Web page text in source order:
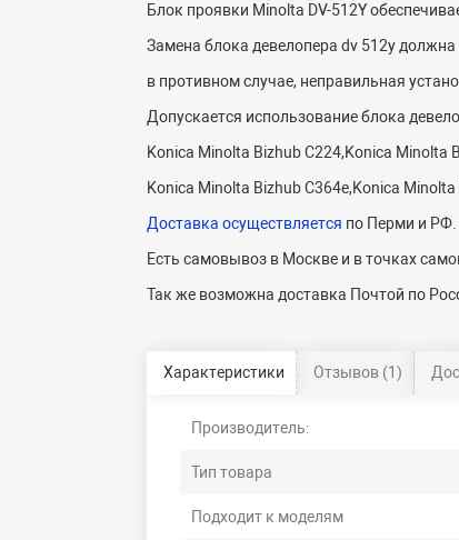
Блок проявки Minolta DV-512Y
Замена блока девелопера dv 512y
в противном случае, неправильная
Допускается использование блока
Konica Minolta Bizhub C224,Konica Minolta
Konica Minolta Bizhub C364e,Konica Minolta
Доставка осуществляется по Перми и РФ.
Есть самовывоз в Москве и в точках
Так же возможна доставка Почтой по
Характеристики Отзывов (1)
Производитель:
Тип товара
Подходит к моделям